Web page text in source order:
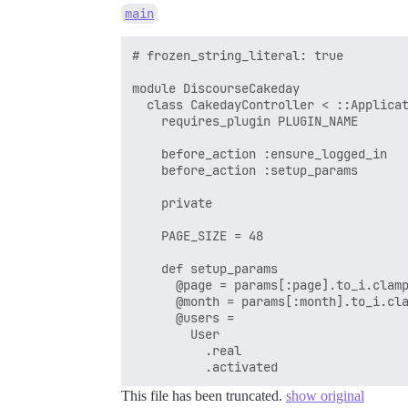
main
# frozen_string_literal: true
module DiscourseCakeday
class CakedayController <
    requires_plugin PLUGIN_NAME
    before_action :ensure_logged_in
    before_action :setup_params
    private
    PAGE_SIZE = 48
    def setup_params
@page =
@month =
      @users =
        User
          .real
This file has been truncated. show original